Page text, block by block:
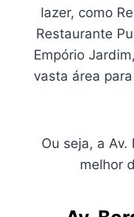
lazer, como
Restaurante
Empório
vasta área
Ou seja, a
melhor